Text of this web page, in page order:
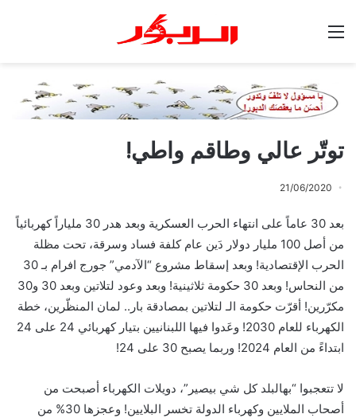
توتّر عالي وطاقم واطي!
21/06/2020
بعد 30 عاماً على انتهاء الحرب العسكرية وبعد هدر 30 ملياراً كهربائياً
من أصل 100 مليار دولار دَين عام كلفة فساد وسرقة، تحت مظلة
الحرب الإقتصادية! وبعد إسقاط مشروع “الآدمي” جورج افرام بـ 30
من النحاس! وبعد 30 حكومة ثلاثينية! وبعد وعود لتلاتين وبعد 30 و30
مكرّرين! أقرّت حكومة الـ لتلاتين بمصادقة بار.. لمان المنظّرين، خطة
الكهرباء للعام 2030! وعَدوا فيها اللبنانيين بتيار كهربائي 24 على 24
ابتداءً من العام 2024! وربما يصبح 30 على 24!
لا تتعجبوا “بهالبلد كل شي بيصير”، دويلات الكهرباء أصبحت من
أصحاب الملايين وكهرباء الدولة تخسر البلايين! وعجزها 30% من